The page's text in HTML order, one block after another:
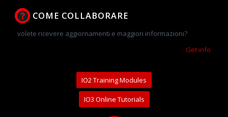
COME COLLABORARE
volete ricevere aggiornamenti e maggiori informazioni?
Get info
IO2 Training Modules
IO3 Online Tutorials